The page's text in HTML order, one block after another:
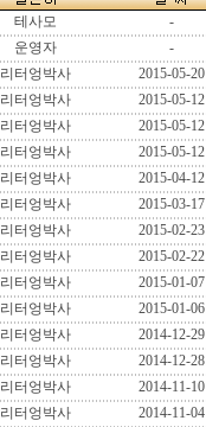
테사모 -
운영자 -
리터엉박사 2015-05-20
리터엉박사 2015-05-12
리터엉박사 2015-05-12
리터엉박사 2015-05-12
리터엉박사 2015-04-12
리터엉박사 2015-03-17
리터엉박사 2015-02-23
리터엉박사 2015-02-22
리터엉박사 2015-01-07
리터엉박사 2015-01-06
리터엉박사 2014-12-29
리터엉박사 2014-12-28
리터엉박사 2014-11-10
리터엉박사 2014-11-04